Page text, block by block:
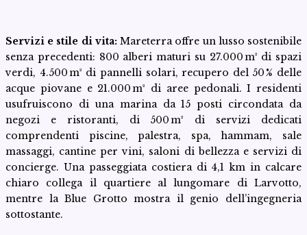
Servizi e stile di vita:Mareterra offre un lusso sostenibile
senza precedenti: 800 alberi maturi su 27.000 m² di spazi
verdi, 4.500 m² di pannelli solari, recupero del 50 % delle
acque piovane e 21.000 m² di aree pedonali. I residenti
usufruiscono di una marina da 15 posti circondata da
negozi e ristoranti, di 500 m² di servizi dedicati
comprendenti piscine, palestra, spa, hammam, sale
massaggi, cantine per vini, saloni di bellezza e servizi di
concierge. Una passeggiata costiera di 4,1 km in calcare
chiaro collega il quartiere al lungomare di Larvotto,
mentre la Blue Grotto mostra il genio dell’ingegneria
sottostante.